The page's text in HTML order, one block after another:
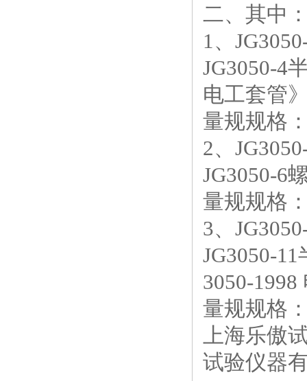
二、其中
1、
JG3050-4
电工套管
量规规格
2、
JG3050-6
量规规格
3、
JG3050-
3050-
量规规格
上海乐傲
试验仪器